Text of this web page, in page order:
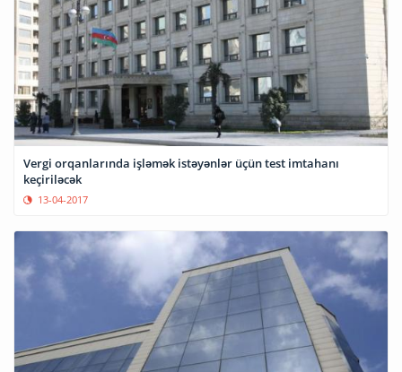
Vergi orqanlarında işləmək istəyənlər üçün tеst imtаhаnı
keçiriləcək
13-04-2017